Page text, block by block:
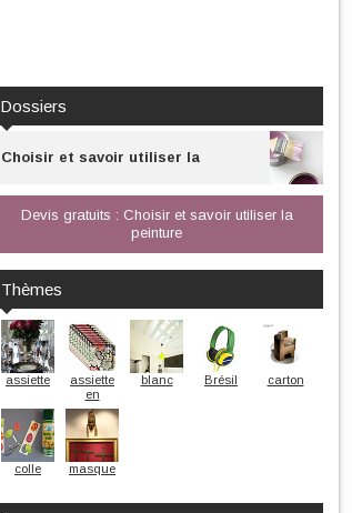
Dossiers
Choisir et savoir utiliser la
peinture
Devis gratuits : Choisir et savoir utiliser la
peinture
Thèmes
assiette
assiette
en
carton
blanc Brésil carton
colle masque